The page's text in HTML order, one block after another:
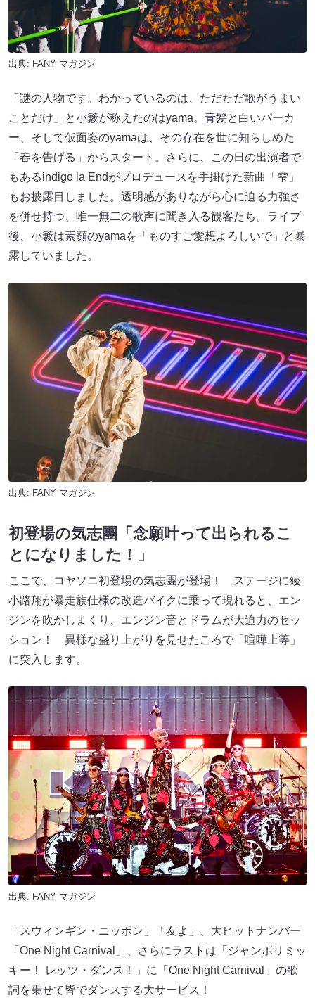
出典: FANY マガジン
「謎の人物です。わかっているのは、ただただ歌がうまい
ことだけ」と小籔が称えたのはyama。青髪と白いパーカ
ー、そして仮面姿のyamaは、その存在を世に知らしめた
「春を告げる」からスタート。さらに、この日の出演者で
もあるindigo la Endがプロデュースを手掛けた新曲「雫」
もお披露目しました。透明感がありながら心に迫る力強さ
を併せ持つ、唯一無二の歌声に聞き入る観客たち。ライブ
後、小籔は素顔のyamaを「ものすご愛想よろしいで」と暴
露していました。
出典: FANY マガジン
初登場の気志團「念願叶って出られるこ
とになりました！」
ここで、コヤソニ初登場の気志團が登場！ ステージに綾
小路翔が暴走族仕様の改造バイクに乗って現れると、エン
ジンを吹かしまくり、エンジン音とドラムが大迫力のセッ
ション！ 異様な盛り上がりを見せたころで「喧嘩上等」
に突入します。
出典: FANY マガジン
「スウィンギン・ニッポン」「友よ」、大ヒットナンバー
「One Night Carnival」、さらにラストは「ジャンボリミッ
キー！ レッツ・ダンス！」に「One Night Carnival」の歌
詞を乗せて皆でダンスする大サービス！